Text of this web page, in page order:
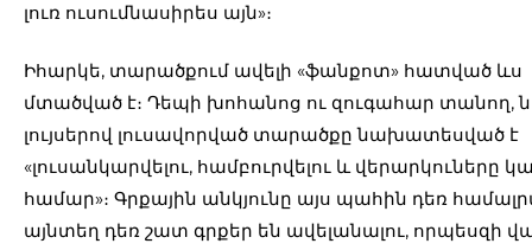
լուռ ուսումնասիրես այն»։
Իհարկե, տարածքում ավելի «ֆանքոտ» հատված ևս
մտածված է։ Դեպի խոհանոց ու զուգահար տանող,
լույսերով լուսավորված տարածքը նախատեսված է
«լուսանկարվելու, համբուրվելու և վերարկուները
համար»։ Գրքային անկյունը այս պահին դեռ
այնտեղ դեռ շատ գրքեր են ավելանալու, որպեսզի